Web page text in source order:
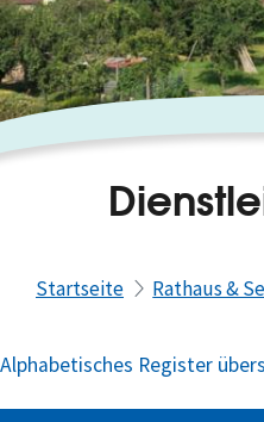
Startseite Rathaus &
Alphabetisches Register